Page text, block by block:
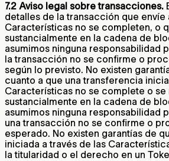
7.2 Aviso legal sobre transacciones.
detalles de la transacción que envíe
Características no se completen, o
sustancialmente en la cadena de
asumimos ninguna responsabilidad
la transacción no se confirme o
según lo previsto. No existen
cuanto a que una transferencia
Características no se complete o se
sustancialmente en la cadena de
asumimos ninguna responsabilidad
una transacción no se confirme o
esperado. No existen garantías de
iniciada a través de las
la titularidad o el derecho en un